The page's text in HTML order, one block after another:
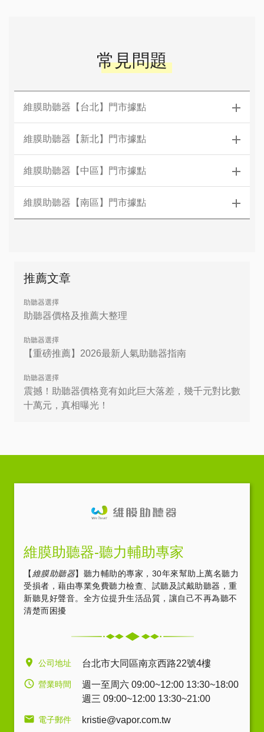
常見問題
維膜助聽器【台北】門市據點
維膜助聽器【新北】門市據點
維膜助聽器【中區】門市據點
維膜助聽器【南區】門市據點
推薦文章
助聽器選擇
助聽器價格及推薦大整理
助聽器選擇
【重磅推薦】2026最新人氣助聽器指南
助聽器選擇
震撼！助聽器價格竟有如此巨大落差，幾千元對比數
十萬元，真相曝光！
維膜助聽器-聽力輔助專家
【 維膜助聽器】聽力輔助的專家，30年來幫助上萬名聽力
受損者，藉由專業免費聽力檢查、試聽及試戴助聽器，重
新聽見好聲音。全方位提升生活品質，讓自己不再為聽不
清楚而困擾
公司地址 台北市大同區南京西路22號4樓
營業時間
週一至周六 09:00~12:00 13:30~18:00
週三 09:00~12:00 13:30~21:00
電子郵件 kristie@vapor.com.tw